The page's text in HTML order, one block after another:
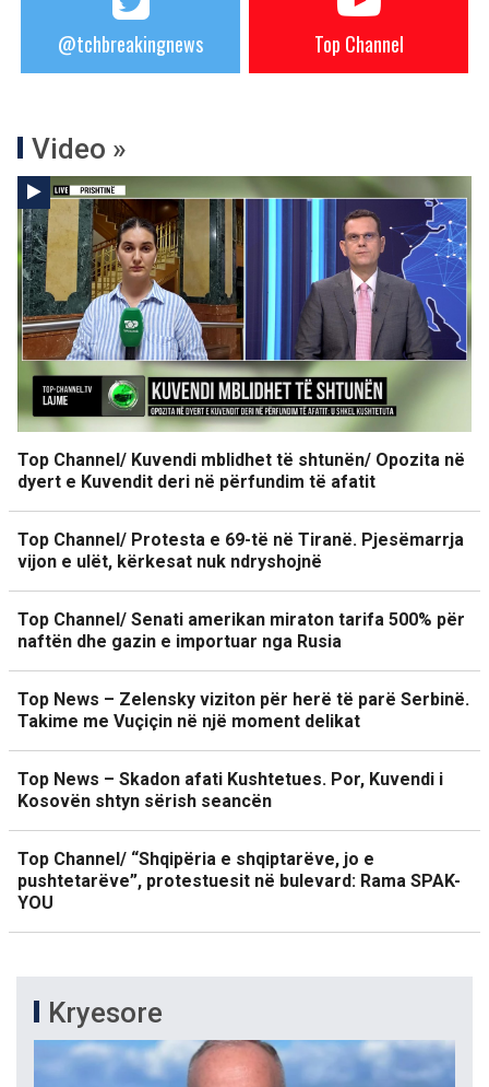
@tchbreakingnews Top Channel
Video »
Top Channel/ Kuvendi mblidhet të shtunën/ Opozita në
dyert e Kuvendit deri në përfundim të afatit
Top Channel/ Protesta e 69-të në Tiranë. Pjesëmarrja
vijon e ulët, kërkesat nuk ndryshojnë
Top Channel/ Senati amerikan miraton tarifa 500% për
naftën dhe gazin e importuar nga Rusia
Top News – Zelensky viziton për herë të parë Serbinë.
Takime me Vuçiçin në një moment delikat
Top News – Skadon afati Kushtetues. Por, Kuvendi i
Kosovën shtyn sërish seancën
Top Channel/ “Shqipëria e shqiptarëve, jo e
pushtetarëve”, protestuesit në bulevard: Rama SPAK-
YOU
Kryesore